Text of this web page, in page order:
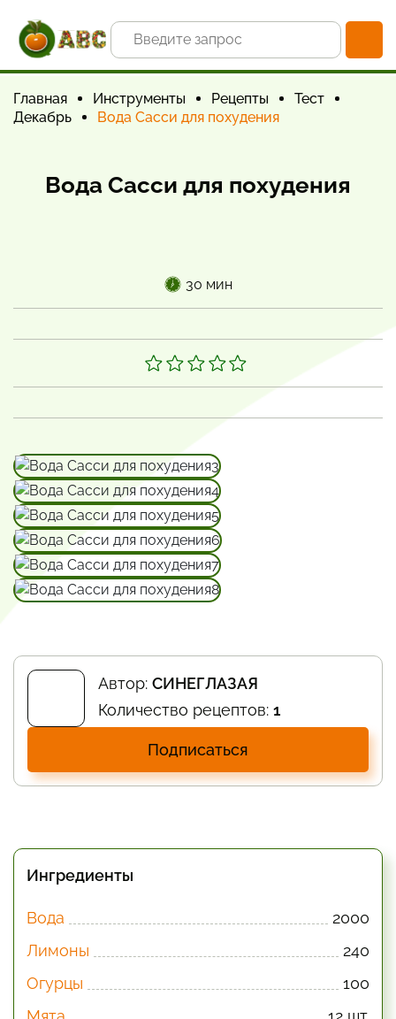
Главная Инструменты Рецепты
Тест
Декабрь
Вода Сасси для похудения
Вода Сасси для похудения
30 мин
Автор: СИНЕГЛАЗАЯ
Количество рецептов: 1
Подписаться
Ингредиенты
Вода
2000
Лимоны
240
Огурцы
100